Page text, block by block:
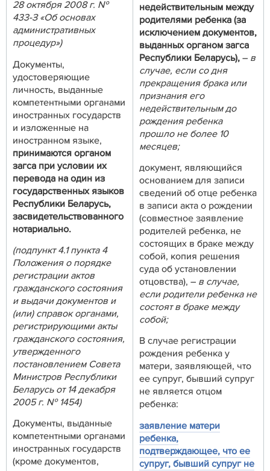
28 октября 2008 г. №
433-З «Об основах
административных
процедур»)
Документы,
удостоверяющие
личность, выданные
компетентными органами
иностранных государств
и изложенные на
иностранном языке,
принимаются органом
загса при условии их
перевода на один из
государственных языков
Республики Беларусь,
засвидетельствованного
нотариально.
(подпункт 4.1 пункта 4
Положения о порядке
регистрации актов
гражданского состояния
и выдачи документов и
(или) справок органами,
регистрирующими акты
гражданского состояния,
утвержденного
постановлением Совета
Министров Республики
Беларусь от 14 декабря
2005 г. № 1454)
Документы, выданные
компетентными органами
иностранных государств
(кроме документов,
недействительным между
родителями ребенка (за
исключением документов,
выданных органом загса
Республики Беларусь), – в
случае, если со дня
прекращения брака или
признания его
недействительным до
рождения ребенка
прошло не более 10
месяцев;
документ, являющийся
основанием для записи
сведений об отце ребенка
в записи акта о рождении
(совместное заявление
родителей ребенка, не
состоящих в браке между
собой, копия решения
суда об установлении
отцовства), – в случае,
если родители ребенка не
состоят в браке между
собой;
В случае регистрации
рождения ребенка у
матери, заявляющей, что
ее супруг, бывший супруг
не является отцом
ребенка:
заявление матери
ребенка,
подтверждающее, что ее
супруг, бывший супруг не